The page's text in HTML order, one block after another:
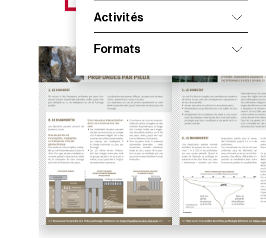
Activités
Formats
NOS NOUVEAUTÉS